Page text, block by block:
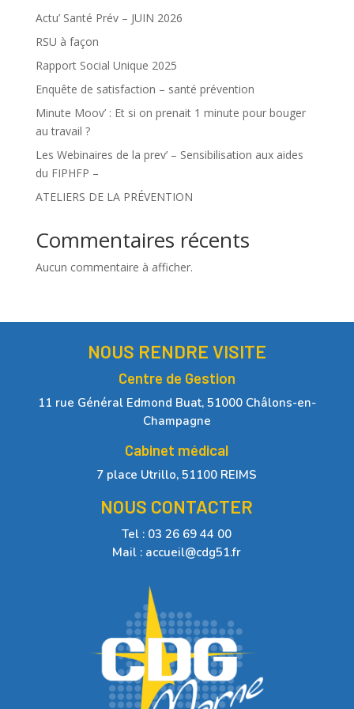
Actu’ Santé Prév – JUIN 2026
RSU à façon
Rapport Social Unique 2025
Enquête de satisfaction – santé prévention
Minute Moov’ : Et si on prenait 1 minute pour bouger
au travail ?
Les Webinaires de la prev’ – Sensibilisation aux aides
du FIPHFP –
ATELIERS DE LA PRÉVENTION
Commentaires récents
Aucun commentaire à afficher.
NOUS RENDRE VISITE
Centre de Gestion
11 rue Général Edmond Buat, 51000 Châlons-en-
Champagne
Cabinet médical
7 place Utrillo, 51100 REIMS
NOUS CONTACTER
Tel : 03 26 69 44 00
Mail : accueil@cdg51.fr